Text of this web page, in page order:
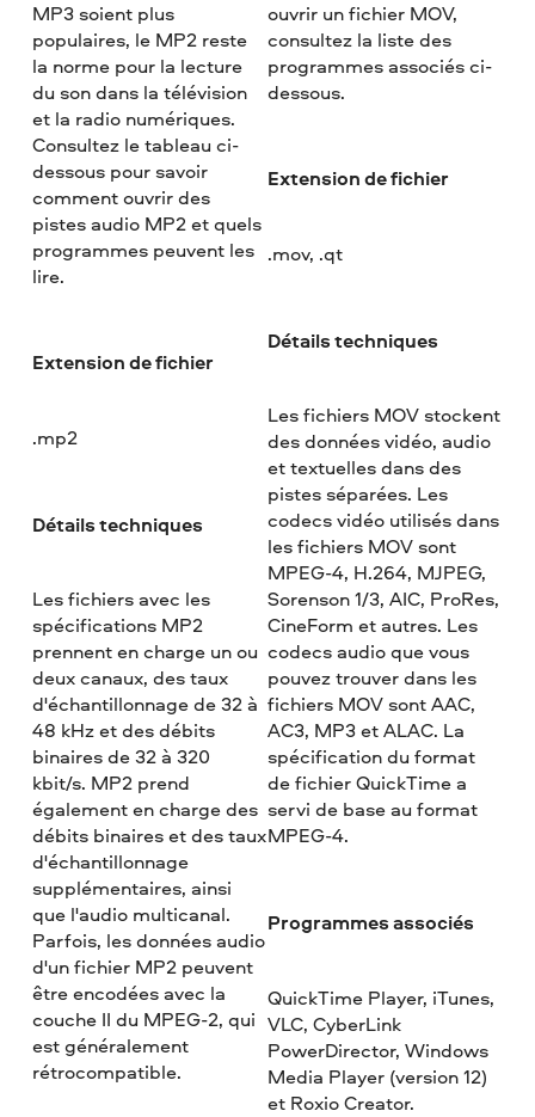
MP3 soient plus
populaires, le MP2 reste
la norme pour la lecture
du son dans la télévision
et la radio numériques.
Consultez le tableau ci-
dessous pour savoir
comment ouvrir des
pistes audio MP2 et quels
programmes peuvent les
lire.
Extension de fichier
.mp2
Détails techniques
Les fichiers avec les
spécifications MP2
prennent en charge un ou
deux canaux, des taux
d'échantillonnage de 32 à
48 kHz et des débits
binaires de 32 à 320
kbit/s. MP2 prend
également en charge des
débits binaires et des taux
d'échantillonnage
supplémentaires, ainsi
que l'audio multicanal.
Parfois, les données audio
d'un fichier MP2 peuvent
être encodées avec la
couche II du MPEG-2, qui
est généralement
rétrocompatible.
ouvrir un fichier MOV,
consultez la liste des
programmes associés ci-
dessous.
Extension de fichier
.mov, .qt
Détails techniques
Les fichiers MOV stockent
des données vidéo, audio
et textuelles dans des
pistes séparées. Les
codecs vidéo utilisés dans
les fichiers MOV sont
MPEG-4, H.264, MJPEG,
Sorenson 1/3, AIC, ProRes,
CineForm et autres. Les
codecs audio que vous
pouvez trouver dans les
fichiers MOV sont AAC,
AC3, MP3 et ALAC. La
spécification du format
de fichier QuickTime a
servi de base au format
MPEG-4.
Programmes associés
QuickTime Player, iTunes,
VLC, CyberLink
PowerDirector, Windows
Media Player (version 12)
et Roxio Creator.